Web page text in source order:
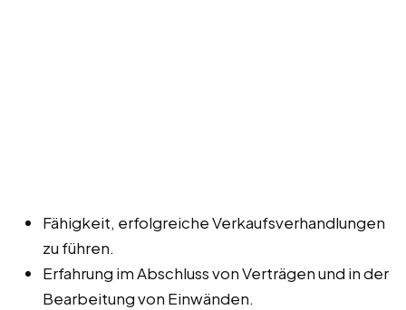
Fähigkeit, erfolgreiche Verkaufsverhandlungen
zu führen.
Erfahrung im Abschluss von Verträgen und in der
Bearbeitung von Einwänden.